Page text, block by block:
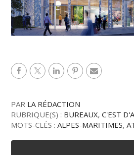
PAR LA RÉDACTION
RUBRIQUE(S) : BUREAUX,C'EST
MOTS-CLÉS :ALPES-MARITIMES,